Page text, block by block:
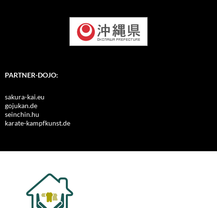
PARTNER-DOJO:
sakura-kai.eu
gojukan.de
seinchin.hu
karate-kampfkunst.de